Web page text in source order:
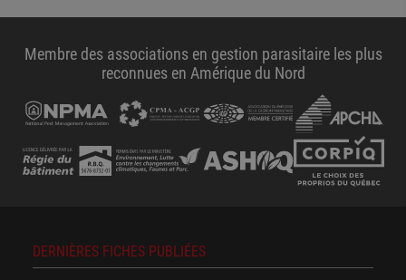
Membre des associations en gestion parasitaire les plus
reconnues en Amérique du Nord
DERNIÈRES FICHES PUBLIÉES